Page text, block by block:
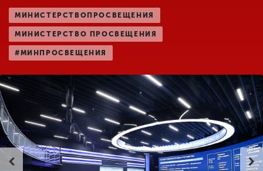
организации
ENG SPN CHI
Приемная
комиссия
+7 (831) 262-26-20
МИНИСТЕРСТВОПРОСВЕЩЕНИЯ
МИНИСТЕРСТВО ПРОСВЕЩЕНИЯ
#МИНПРОСВЕЩЕНИЯ